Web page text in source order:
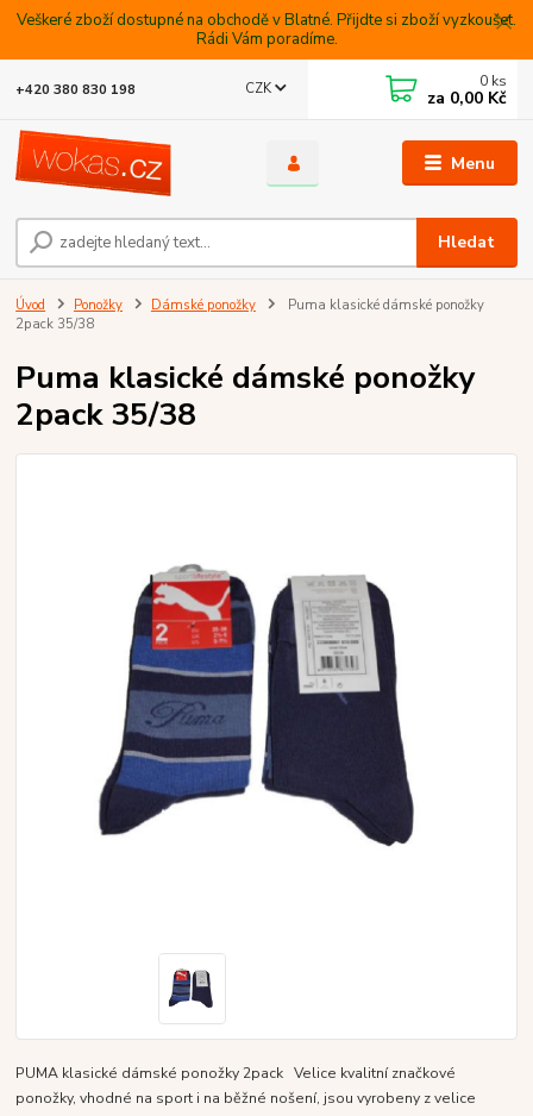
Veškeré zboží dostupné na obchodě v Blatné. Přijdte si zboží vyzkoušet.
Rádi Vám poradíme.
Menu
CZK
Hledat
+420 380 830 198 0 ks
za 0,00 Kč
Úvod Ponožky Dámské ponožky
Puma klasické dámské ponožky
2pack 35/38
Puma klasické dámské ponožky
2pack 35/38
PUMA klasické dámské ponožky 2pack Velice kvalitní značkové
ponožky, vhodné na sport i na běžné nošení, jsou vyrobeny z velice